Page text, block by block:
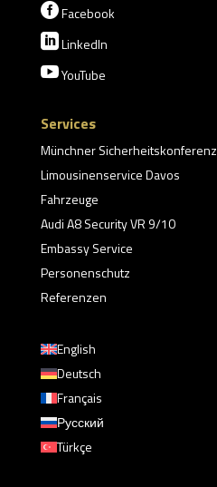
Facebook
LinkedIn
YouTube
Services
Münchner Sicherheitskonferenz
Limousinenservice Davos
Fahrzeuge
Audi A8 Security VR 9/10
Embassy Service
Personenschutz
Referenzen
English
Deutsch
Français
Русский
Türkçe